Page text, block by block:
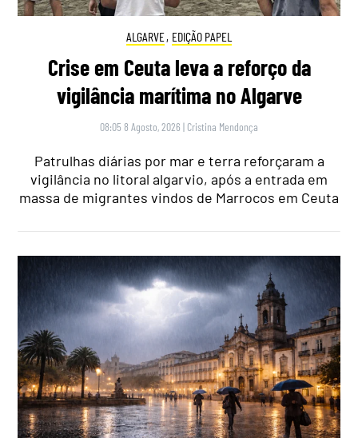
ALGARVE, EDIÇÃO PAPEL
Crise em Ceuta leva a reforço da
vigilância marítima no Algarve
08:05 8 Agosto, 2026 | Cristina Mendonça
Patrulhas diárias por mar e terra reforçaram a
vigilância no litoral algarvio, após a entrada em
massa de migrantes vindos de Marrocos em Ceuta